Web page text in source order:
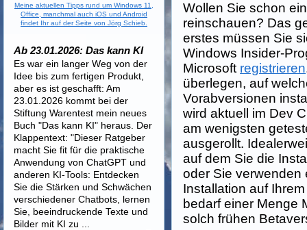
Wollen Sie schon
reinschauen? Das
erstes müssen Sie
Windows Insider-
Microsoft registrieren
überlegen, auf
Vorabversionen
wird aktuell im Dev
am wenigsten
ausgerollt.
auf dem Sie die
oder Sie
Installation auf
bedarf einer Menge
solch frühen
Meine aktuellen Tipps rund um Windows 11,
Office, manchmal auch iOS und Android
findet Ihr auf der Seite von Jörg Schieb.
Ab 23.01.2026: Das kann KI
Es war ein langer Weg von der
Idee bis zum fertigen Produkt,
aber es ist geschafft: Am
23.01.2026 kommt bei der
Stiftung Warentest mein neues
Buch "Das kann KI" heraus. Der
Klappentext: "Dieser Ratgeber
macht Sie fit für die praktische
Anwendung von ChatGPT und
anderen KI-Tools: Entdecken
Sie die Stärken und Schwächen
verschiedener Chatbots, lernen
Sie, beeindruckende Texte und
Bilder mit KI zu ...